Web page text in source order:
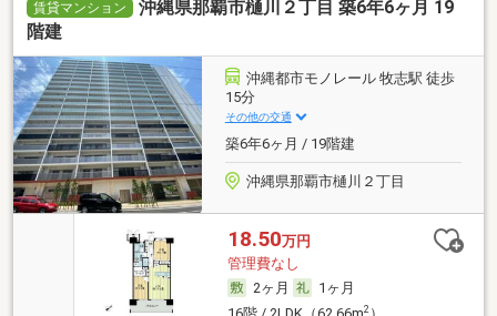
賃貸マンション
沖縄県那覇市樋川２丁目 築6年6ヶ月 19
階建
沖縄都市モノレール 牧志駅 徒歩
15分
その他の交通
築6年6ヶ月 / 19階建
沖縄県那覇市樋川２丁目
18.50万円
管理費なし
2ヶ月
1ヶ月
2